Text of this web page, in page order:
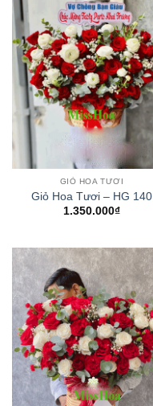
GIỎ HOA TƯƠI
Giỏ Hoa Tươi – HG 140
1.350.000₫